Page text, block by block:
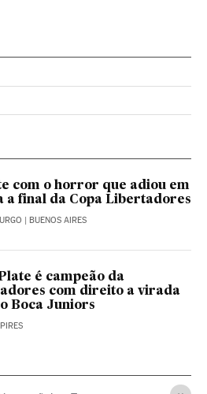
Instagram
en Twitter
Brasil en Facebook
com o horror que adiou em
a final da Copa Libertadores
| BUENOS AIRES
é campeão da
com direito a virada
Boca Juniors